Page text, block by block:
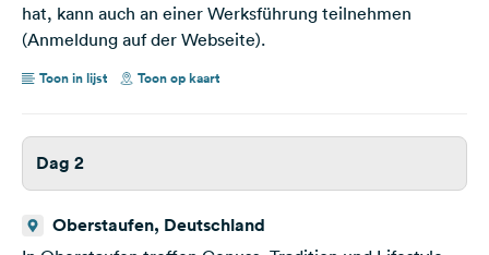
hat, kann auch an einer Werksführung teilnehmen
(Anmeldung auf der Webseite).
Toon in lijst Toon op kaart
Dag 2
Oberstaufen, Deutschland